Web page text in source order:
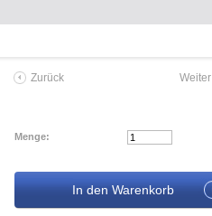
Zurück Weiter
Menge: